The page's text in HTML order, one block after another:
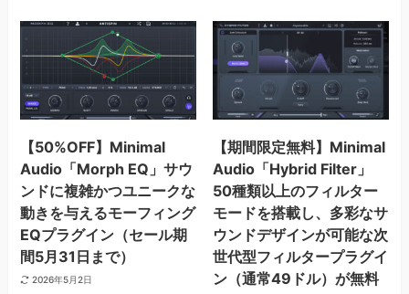
【50%OFF】Minimal
Audio「Morph EQ」サウ
ンドに複雑かつユニークな
動きを与えるモーフィング
EQプラグイン（セール期
間5月31日まで）
2026年5月2日
【期間限定無料】Minimal
Audio「Hybrid Filter」
50種類以上のフィルター
モードを搭載し、多彩なサ
ウンドデザインが可能な次
世代型フィルタープラグイ
ン（通常49ドル）が無料